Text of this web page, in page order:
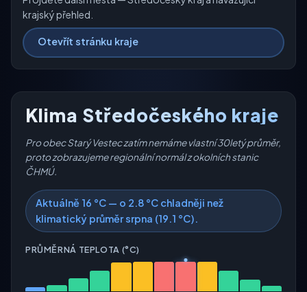
krajský přehled.
Otevřít stránku kraje
Klima Středočeského kraje
Pro obec Starý Vestec zatím nemáme vlastní 30letý průměr,
proto zobrazujeme regionální normál z okolních stanic
ČHMÚ.
Aktuálně 16 °C — o 2.8 °C chladněji než
klimatický průměr srpna (19.1 °C).
PRŮMĚRNÁ TEPLOTA (°C)